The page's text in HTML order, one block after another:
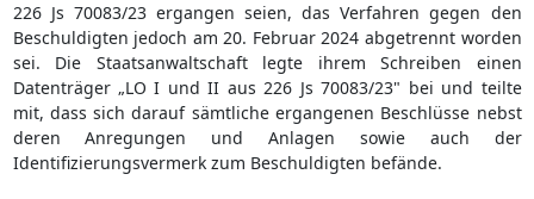
226 Js 70083/23 ergangen seien, das Verfahren gegen den
Beschuldigten jedoch am 20. Februar 2024 abgetrennt worden
sei. Die Staatsanwaltschaft legte ihrem Schreiben einen
Datenträger „LO I und II aus 226 Js 70083/23" bei und teilte
mit, dass sich darauf sämtliche ergangenen Beschlüsse nebst
deren Anregungen und Anlagen sowie auch der
Identifizierungsvermerk zum Beschuldigten befände.